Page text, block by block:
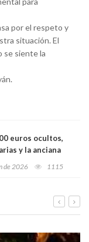
por el respeto y
situación. El
se siente la
euros ocultos,
y la anciana
de 2026 1115